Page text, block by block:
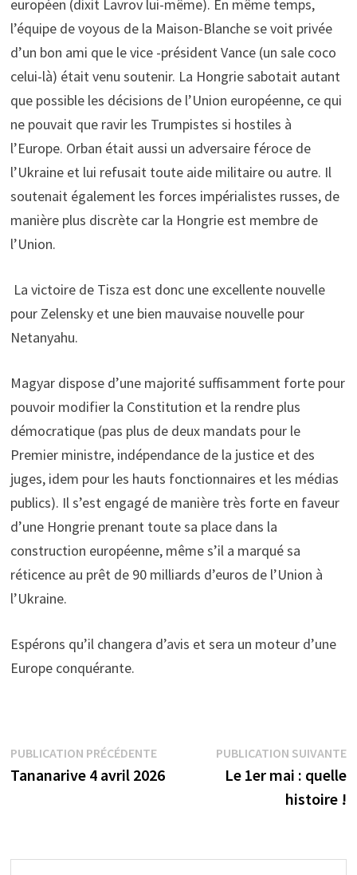
européen (dixit Lavrov lui-même). En même temps,
l’équipe de voyous de la Maison-Blanche se voit privée
d’un bon ami que le vice -président Vance (un sale coco
celui-là) était venu soutenir. La Hongrie sabotait autant
que possible les décisions de l’Union européenne, ce qui
ne pouvait que ravir les Trumpistes si hostiles à
l’Europe. Orban était aussi un adversaire féroce de
l’Ukraine et lui refusait toute aide militaire ou autre. Il
soutenait également les forces impérialistes russes, de
manière plus discrète car la Hongrie est membre de
l’Union.
La victoire de Tisza est donc une excellente nouvelle
pour Zelensky et une bien mauvaise nouvelle pour
Netanyahu.
Magyar dispose d’une majorité suffisamment forte pour
pouvoir modifier la Constitution et la rendre plus
démocratique (pas plus de deux mandats pour le
Premier ministre, indépendance de la justice et des
juges, idem pour les hauts fonctionnaires et les médias
publics). Il s’est engagé de manière très forte en faveur
d’une Hongrie prenant toute sa place dans la
construction européenne, même s’il a marqué sa
réticence au prêt de 90 milliards d’euros de l’Union à
l’Ukraine.
Espérons qu’il changera d’avis et sera un moteur d’une
Europe conquérante.
Navigation
de
PUBLICATION PRÉCÉDENTEPublication
précédente :
Tananarive 4 avril 2026
PUBLICATION SUIVANTE
Le 1er mai : quelle
histoire !